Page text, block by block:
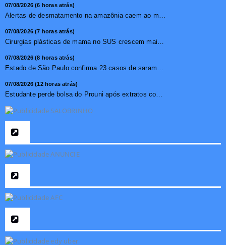
07/08/2026 (6 horas atrás)
Alertas de desmatamento na amazônia caem ao menor patamar ...
07/08/2026 (7 horas atrás)
Cirurgias plásticas de mama no SUS crescem mais de 50% em ...
07/08/2026 (8 horas atrás)
Estado de São Paulo confirma 23 casos de sarampo; 16 não ...
07/08/2026 (12 horas atrás)
Estudante perde bolsa do Prouni após extratos com apostas ...